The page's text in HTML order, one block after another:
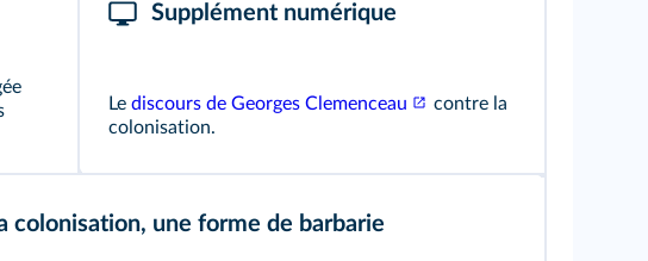
Supplément numérique
Le discours de Georges Clemenceau
contre la
colonisation.
colonisation, une forme de barbarie